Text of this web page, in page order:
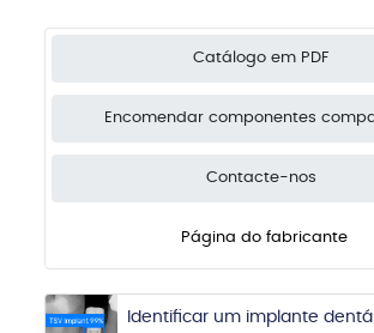
Catálogo em PDF
Encomendar componentes
Contacte-nos
Página do fabricante
Identificar um implante